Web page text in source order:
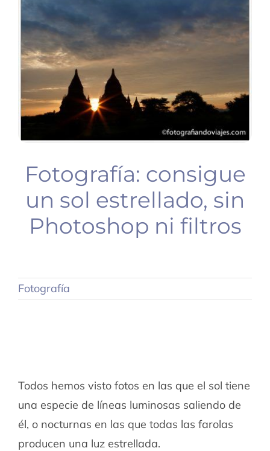
BUCEO
PLANIFICA TU VIAJE
Fotografía: consigue
un sol estrellado, sin
Photoshop ni filtros
Fotografía
Todos hemos visto fotos en las que el sol tiene
una especie de líneas luminosas saliendo de
él, o nocturnas en las que todas las farolas
producen una luz estrellada.